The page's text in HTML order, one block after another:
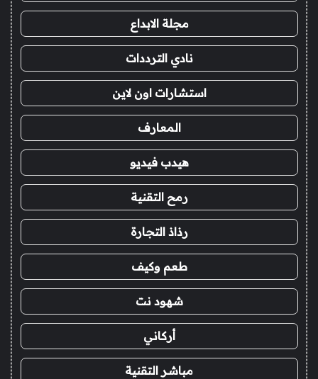
مجلة الابداع
نادي الترددات
استشارات اون لاين
المعارف
هيدب فيديو
رمح التقنية
رذاذ التجارة
طعم وكيف
شهود نت
أركاني
مباشر التقنية